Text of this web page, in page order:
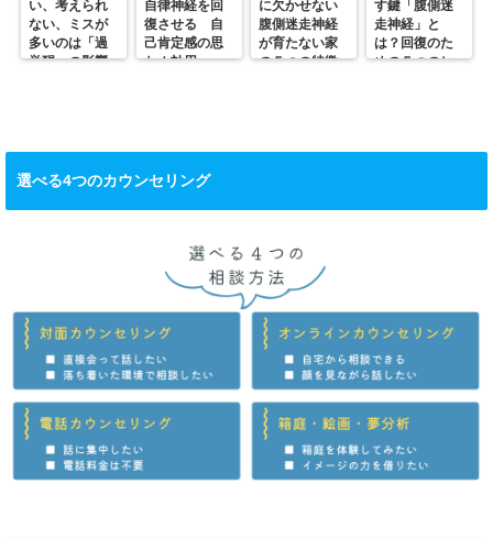
い、考えられ
ない、ミスが
多いのは「過
覚醒」の影響
自律神経を回
復させる 自
己肯定感の思
わぬ効用
に欠かせない
腹側迷走神経
が育たない家
の５つの特徴
す鍵「腹側迷
走神経」と
は？回復のた
めの５つのヒ
選べる4つのカウンセリング